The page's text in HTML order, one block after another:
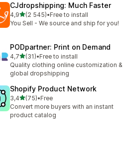
CJdropshipping: Much Faster
4,9z 5 hvězd
(2 545)
Celkový počet recenzí: 2545
•Free to install
You Sell - We source and ship for you!
PODpartner: Print on Demand
4,7z 5 hvězd
(31)
Celkový počet recenzí: 31
•Free to install
Quality clothing online customization &
global dropshipping
Shopify Product Network
3,4z 5 hvězd
(75)
Celkový počet recenzí: 75
•Free
Convert more buyers with an instant
product catalog